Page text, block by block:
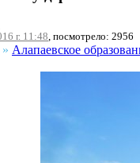
г. 11:48, посмотрело: 2956
» Алапаевское